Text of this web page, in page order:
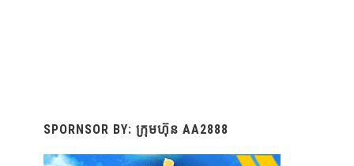
SPORNSOR BY: ក្រុមហ៊ុន AA2888